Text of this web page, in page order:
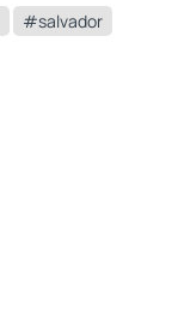
#salvador